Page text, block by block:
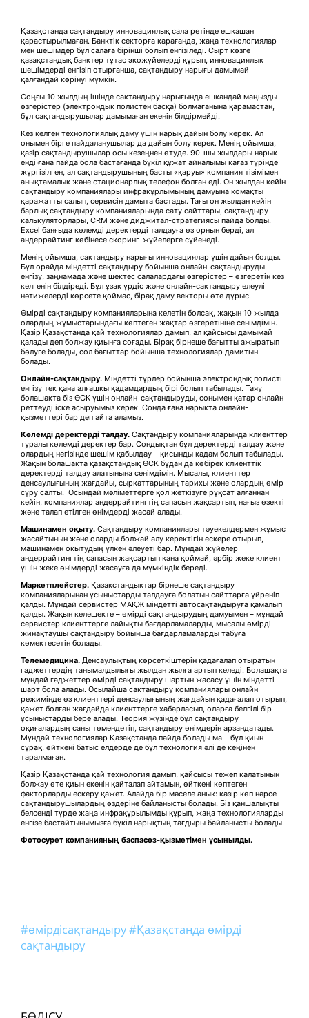
Қазақстанда сақтандыру инновациялық сала ретінде ешқашан
қарастырылмаған. Банктік секторға қарағанда, жаңа технологиялар
мен шешімдер бұл салаға бірінші болып енгізіледі. Сырт көзге
қазақстандық банктер тұтас экожүйелерді құрып, инновациялық
шешімдерді енгізіп отырғанша, сақтандыру нарығы дамымай
қалғандай көрінуі мүмкін.
Соңғы 10 жылдың ішінде сақтандыру нарығында ешқандай маңызды
өзгерістер (электрондық полистен басқа) болмағанына қарамастан,
бұл сақтандырушылар дамымаған екенін білдірмейді.
Кез келген технологиялық даму үшін нарық дайын болу керек. Ал
онымен бірге пайдаланушылар да дайын болу керек. Менің ойымша,
қазір сақтандырушылар осы кезеңнен өтуде. 90-шы жылдары нарық
енді ғана пайда бола бастағанда бүкіл құжат айналымы қағаз түрінде
жүргізілген, ал сақтандырушының басты «қаруы» компания тізімімен
анықтамалық және стационарлық телефон болған еді. Он жылдан кейін
сақтандыру компаниялары инфрақұрлымының дамуына қомақты
қаражатты салып, сервисін дамыта бастады. Тағы он жылдан кейін
барлық сақтандыру компанияларында сату сайттары, сақтандыру
калькуляторлары, CRM және диджитал-стратегиясы пайда болды.
Excel баяғыда көлемді деректерді талдауға өз орнын берді, ал
андеррайтинг көбінесе скоринг-жүйелерге сүйенеді.
Менің ойымша, сақтандыру нарығы инновациялар үшін дайын болды.
Бұл орайда міндетті сақтандыру бойынша онлайн-сақтандыруды
енгізу, заңнамада және шектес салалардағы өзгерістер – өзгеретін кез
келгенін білдіреді. Бұл ұзақ үрдіс және онлайн-сақтандыру елеулі
нәтижелерді көрсете қоймас, бірақ даму векторы өте дұрыс.
Өмірді сақтандыру компанияларына келетін болсақ, жақын 10 жылда
олардың жұмыстарындағы көптеген жақтар өзгеретініне сенімдімін.
Қазір Қазақстанда қай технологиялар дамып, ал қайсысы дамымай
қалады деп болжау қиынға соғады. Бірақ бірнеше бағытты ажыратып
бөлуге болады, сол бағыттар бойынша технологиялар дамитын
болады.
Онлайн-сақтандыру. Міндетті түрлер бойынша электрондық полисті
енгізу тек қана алғашқы қадамдардың бірі болып табылады. Таяу
болашақта біз ӨСК үшін онлайн-сақтандыруды, сонымен қатар онлайн-
реттеуді іске асыруымыз керек. Сонда ғана нарықта онлайн-
қызметтері бар деп айта аламыз.
Көлемді деректерді талдау. Сақтандыру компанияларында клиенттер
туралы көлемді деректер бар. Сондықтан бұл деректерді талдау және
олардың негізінде шешім қабылдау – қисынды қадам болып табылады.
Жақын болашақта қазақстандық ӨСК бұдан да көбірек клиенттік
деректерді талдау алатынына сенімдімін. Мысалы, клиенттер
денсаулығының жағдайы, сырқаттарының тарихы және олардың өмір
сүру салты. Осындай мәліметтерге қол жеткізуге рұқсат алғаннан
кейін, компаниялар андеррайтингтің сапасын жақсартып, нағыз өзекті
және талап етілген өнімдерді жасай алады.
Машинамен оқыту. Сақтандыру компаниялары тәуекелдермен жұмыс
жасайтынын және оларды болжай алу керектігін ескере отырып,
машинамен оқытудың үлкен әлеуеті бар. Мұндай жүйелер
андеррайтингтің сапасын жақсартып қана қоймай, әрбір жеке клиент
үшін жеке өнімдерді жасауға да мүмкіндік береді.
Маркетплейстер. Қазақстандықтар бірнеше сақтандыру
компанияларынан ұсыныстарды талдауға болатын сайттарға үйреніп
қалды. Мұндай сервистер МАҚЖ міндетті автосақтандыруға қамалып
қалды. Жақын келешекте – өмірді сақтандырудың дамуымен – мұндай
сервистер клиенттерге лайықты бағдарламаларды, мысалы өмірді
жинақтаушы сақтандыру бойынша бағдарламаларды табуға
көмектесетін болады.
Телемедицина. Денсаулықтың көрсеткіштерін қадағалап отыратын
гаджеттердің танымалдылығы жылдан жылға артып келеді. Болашақта
мұндай гаджеттер өмірді сақтандыру шартын жасасу үшін міндетті
шарт бола алады. Осылайша сақтандыру компаниялары онлайн
режимінде өз клиенттері денсаулығының жағдайын қадағалап отырып,
қажет болған жағдайда клиенттерге хабарласып, оларға белгілі бір
ұсыныстарды бере алады. Теория жүзінде бұл сақтандыру
оқиғалардың саны төмендетіп, сақтандыру өнімдерін арзандатады.
Мұндай технологиялар Қазақстанда пайда болады ма – бұл қиын
сұрақ, өйткені батыс елдерде де бұл технология әлі де кеңінен
таралмаған.
Қазір Қазақстанда қай технология дамып, қайсысы тежеп қалатынын
болжау өте қиын екенін қайталап айтамын, өйткені көптеген
факторларды ескеру қажет. Алайда бір мәселе анық: қазір көп нәрсе
сақтандырушылардың өздеріне байланысты болады. Біз қаншалықты
белсенді түрде жаңа инфрақұрылымды құрып, жаңа технологияларды
енгізе бастайтынымызға бүкіл нарықтың тағдыры байланысты болады.
Фотосурет компанияның баспасөз-қызметімен ұсынылды.
#өмірдісақтандыру#Қазақстанда өмірді
сақтандыру